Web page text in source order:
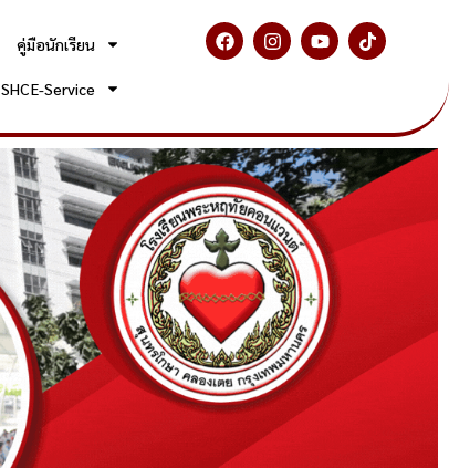
คู่มือนักเรียน
SHC E-Service
F
a
c
o
k
I
n
s
r
a
m
Y
o
u
e
T
i
k